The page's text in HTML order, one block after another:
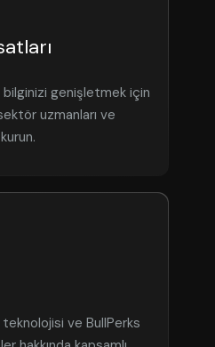
bilginizi genişletmek için
uzmanları ve
ve BullPerks